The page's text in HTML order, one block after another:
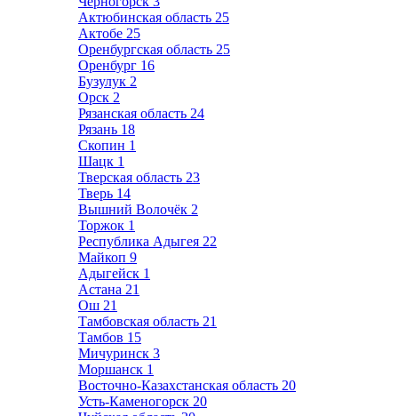
Актюбинская область 25
Актобе 25
Оренбургская область 25
Оренбург 16
Бузулук 2
Орск 2
Рязанская область 24
Рязань 18
Скопин 1
Шацк 1
Тверская область 23
Тверь 14
Вышний Волочёк 2
Торжок 1
Республика Адыгея 22
Майкоп 9
Адыгейск 1
Астана 21
Ош 21
Тамбовская область 21
Тамбов 15
Мичуринск 3
Моршанск 1
Восточно-Казахстанская область 20
Усть-Каменогорск 20